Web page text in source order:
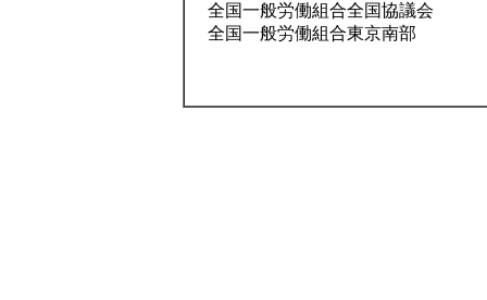
全国一般労働組合全国協議会
全国一般労働組合東京南部